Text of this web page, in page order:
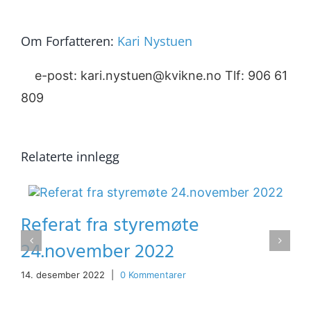
Om Forfatteren: Kari Nystuen
e-post: kari.nystuen@kvikne.no Tlf: 906 61
809
Relaterte innlegg
Referat fra styremøte
24.november 2022
14. desember 2022 0 Kommentarer